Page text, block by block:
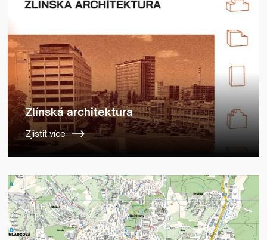
Zlínská architektura
Zjistit více